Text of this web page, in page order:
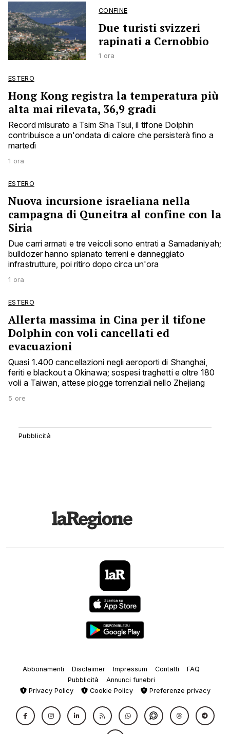
CONFINE
Due turisti svizzeri
rapinati a Cernobbio
1 ora
ESTERO
Hong Kong registra la temperatura più
alta mai rilevata, 36,9 gradi
Record misurato a Tsim Sha Tsui, il tifone Dolphin
contribuisce a un'ondata di calore che persisterà fino a
martedì
1 ora
ESTERO
Nuova incursione israeliana nella
campagna di Quneitra al confine con la
Siria
Due carri armati e tre veicoli sono entrati a Samadaniyah;
bulldozer hanno spianato terreni e danneggiato
infrastrutture, poi ritiro dopo circa un'ora
1 ora
ESTERO
Allerta massima in Cina per il tifone
Dolphin con voli cancellati ed
evacuazioni
Quasi 1.400 cancellazioni negli aeroporti di Shanghai,
feriti e blackout a Okinawa; sospesi traghetti e oltre 180
voli a Taiwan, attese piogge torrenziali nello Zhejiang
5 ore
Abbonamenti Disclaimer Impressum Contatti
FAQ
Pubblicità
Annunci funebri
Privacy Policy
Cookie Policy Preferenze privacy